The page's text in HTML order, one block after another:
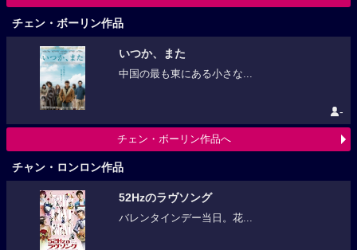
チェン・ボーリン作品
いつか、また
中国の最も東にある小さな...
-
チェン・ボーリン作品へ
チャン・ロンロン作品
52Hzのラヴソング
バレンタインデー当日。花...